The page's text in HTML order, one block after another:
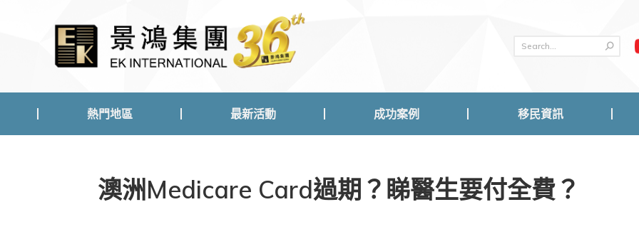
熱門地區 最新活動 成功案例 移民資訊
澳洲Medicare Card過期？睇醫生要付全費？
熱門地區 最新活動